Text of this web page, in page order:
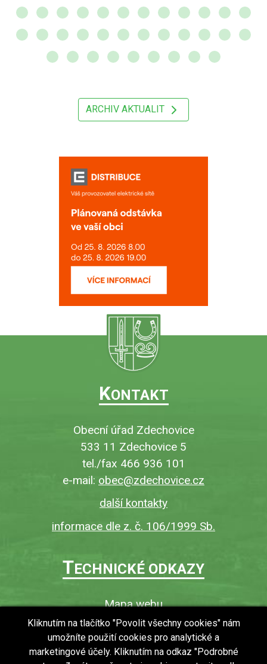
ARCHIV AKTUALIT
KONTAKT
Obecní úřad Zdechovice
533 11 Zdechovice 5
tel./fax 466 936 101
e-mail: obec@zdechovice.cz
další kontakty
informace dle z. č. 106/1999 Sb.
TECHNICKÉ ODKAZY
Mapa webu
O webu
Povinně zveřejňované informace
Ochrana osobních údajů (GDPR)
Kliknutím na tlačítko "Povolit všechny cookies" nám
umožníte použití cookies pro analytické a
marketingové účely. Kliknutím na odkaz "Podrobné